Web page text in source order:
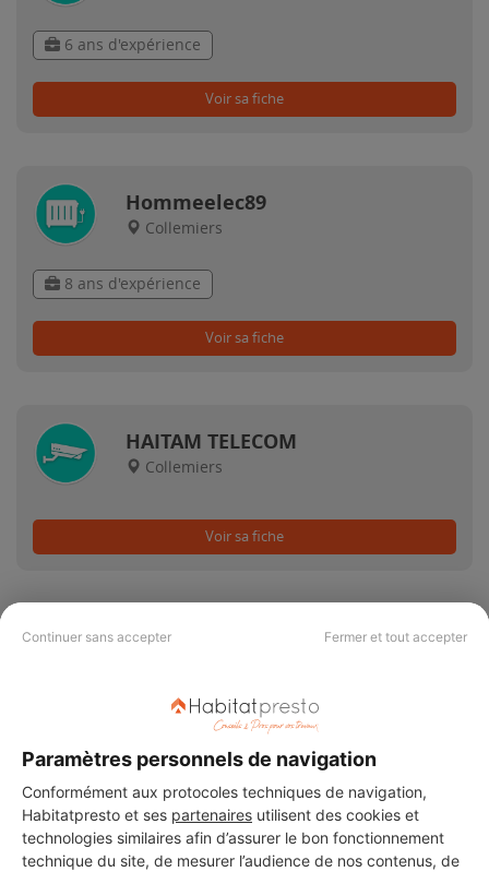
Continuer sans accepter Fermer et tout accepter
Paramètres personnels de navigation
Conformément aux protocoles techniques de navigation,
Habitatpresto et ses partenaires utilisent des cookies et
technologies similaires afin d’assurer le bon fonctionnement
technique du site, de mesurer l’audience de nos contenus, de
6 ans d'expérience
Voir sa fiche
Hommeelec89
Collemiers
8 ans d'expérience
Voir sa fiche
HAITAM TELECOM
Collemiers
Voir sa fiche
PAS LE TEMPS DE
CHERCHER ?
Vous souhaitez réaliser des travaux et ne savez quel professionnel
choisir ? Demandez des devis travauxauprès de notre réseau de 5 000
professionnels partout en France.